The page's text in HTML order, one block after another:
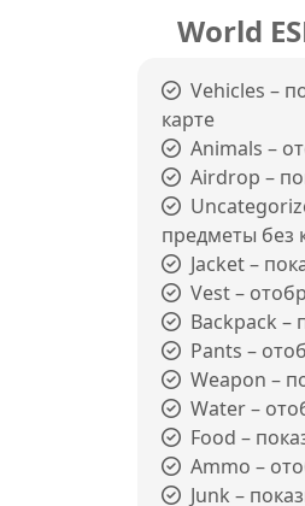
World
Vehicles –
карте
Animals –
Airdrop –
предметы без
Jacket –
Vest –
Backpack –
Pants –
Weapon –
Water –
Food –
Ammo –
Junk –